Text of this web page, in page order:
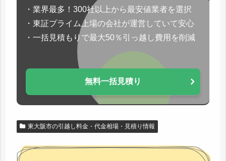
・業界最多！300社以上から最安値業者を選択
・東証プライム上場の会社が運営していて安心
・一括見積もりで最大50％引っ越し費用を削減
無料一括見積り
東大阪市の引越し料金・代金相場・見積り情報